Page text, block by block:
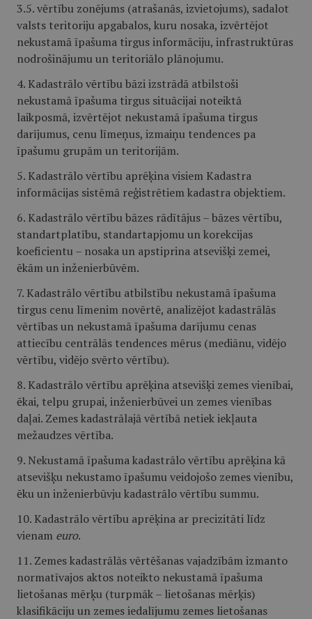
3.5. vērtību zonējums (atrašanās, izvietojums), sadalot
valsts teritoriju apgabalos, kuru nosaka, izvērtējot
nekustamā īpašuma tirgus informāciju, infrastruktūras
nodrošinājumu un teritoriālo plānojumu.
4. Kadastrālo vērtību bāzi izstrādā atbilstoši
nekustamā īpašuma tirgus situācijai noteiktā
laikposmā, izvērtējot nekustamā īpašuma tirgus
darījumus, cenu līmeņus, izmaiņu tendences pa
īpašumu grupām un teritorijām.
5. Kadastrālo vērtību aprēķina visiem Kadastra
informācijas sistēmā reģistrētiem kadastra objektiem.
6. Kadastrālo vērtību bāzes rādītājus – bāzes vērtību,
standartplatību, standartapjomu un korekcijas
koeficientu – nosaka un apstiprina atsevišķi zemei,
ēkām un inženierbūvēm.
7. Kadastrālo vērtību atbilstību nekustamā īpašuma
tirgus cenu līmenim novērtē, analizējot kadastrālās
vērtības un nekustamā īpašuma darījumu cenas
attiecību centrālās tendences mērus (mediānu, vidējo
vērtību, vidējo svērto vērtību).
8. Kadastrālo vērtību aprēķina atsevišķi zemes vienībai,
ēkai, telpu grupai, inženierbūvei un zemes vienības
daļai. Zemes kadastrālajā vērtībā netiek iekļauta
mežaudzes vērtība.
9. Nekustamā īpašuma kadastrālo vērtību aprēķina kā
atsevišķu nekustamo īpašumu veidojošo zemes vienību,
ēku un inženierbūvju kadastrālo vērtību summu.
10. Kadastrālo vērtību aprēķina ar precizitāti līdz
vienam euro.
11. Zemes kadastrālās vērtēšanas vajadzībām izmanto
normatīvajos aktos noteikto nekustamā īpašuma
lietošanas mērķu (turpmāk – lietošanas mērķis)
klasifikāciju un zemes iedalījumu zemes lietošanas